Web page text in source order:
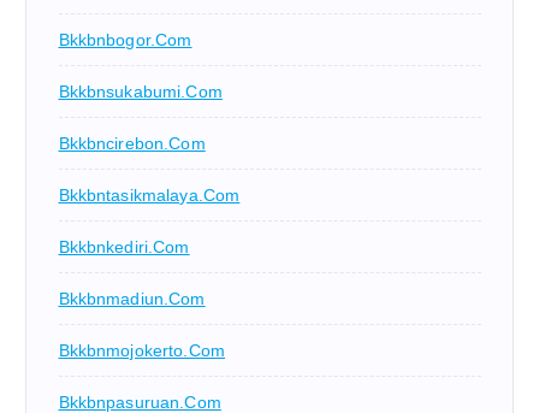
Bkkbnbogor.com
Bkkbnsukabumi.com
Bkkbncirebon.com
Bkkbntasikmalaya.com
Bkkbnkediri.com
Bkkbnmadiun.com
Bkkbnmojokerto.com
Bkkbnpasuruan.com